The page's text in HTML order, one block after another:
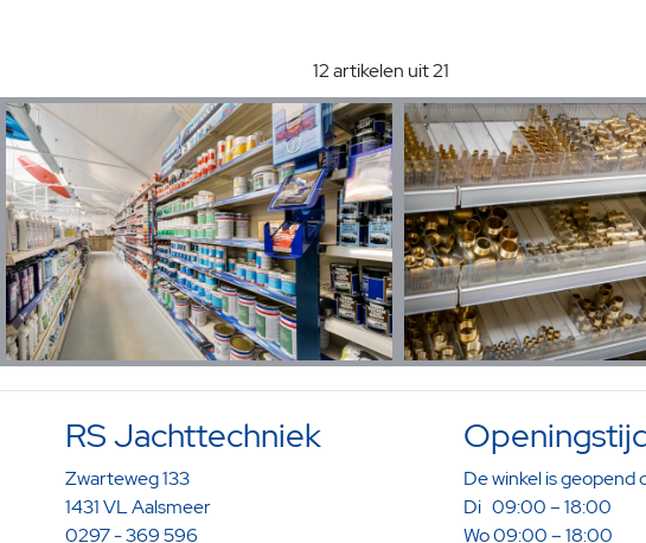
12 artikelen uit 21
RS Jachttechniek
Zwarteweg 133
1431 VL Aalsmeer
0297 - 369 596
De winkel is geopend
Di 09:00 – 18:00
Wo 09:00 – 18:00